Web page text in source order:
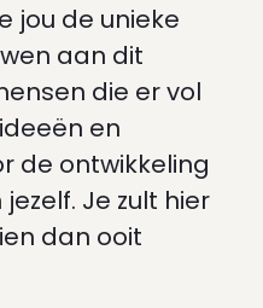
jou de unieke
aan dit
die er vol
en
de ontwikkeling
Je zult hier
dan ooit